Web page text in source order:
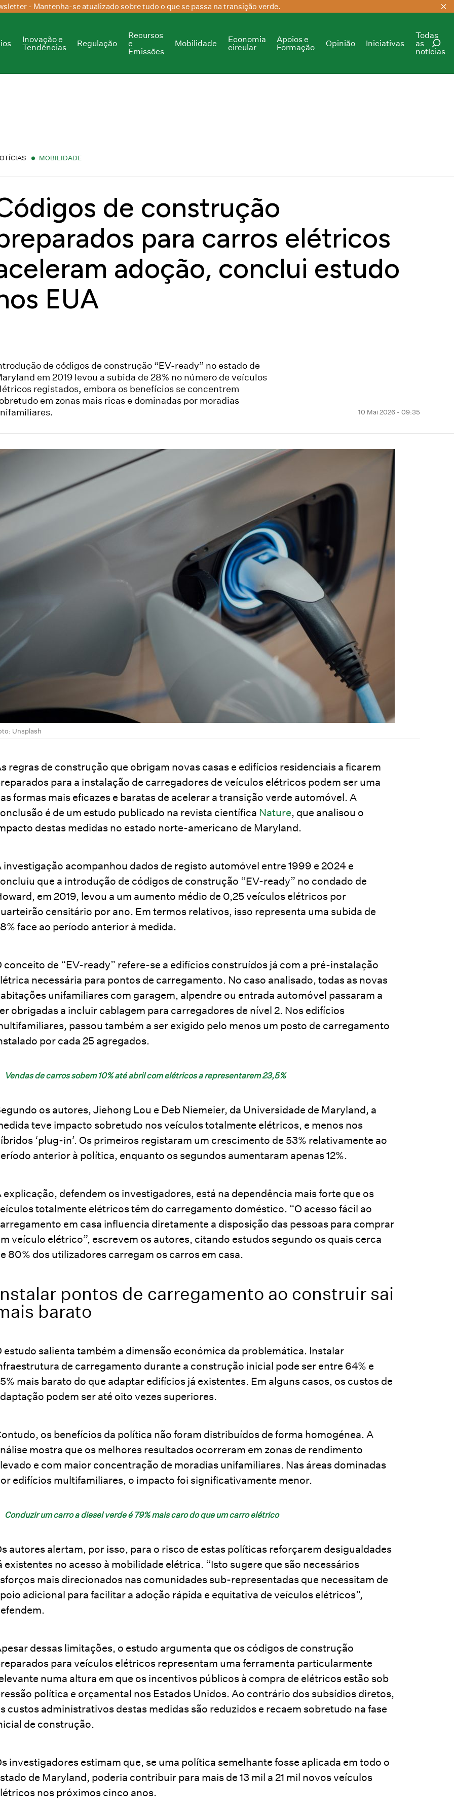
- Mantenha-se atualizado sobre tudo o que se passa na transição verde.
Inovação e
Tendências
Regulação
Recursos
e
Emissões
Mobilidade
Economia
circular
Apoios e
Formação
Opinião Iniciativas
Todas
as
notícias
MOBILIDADE
de construção
para carros elétricos
adoção, conclui estudo
EUA
de códigos de construção “EV-ready” no estado de
em 2019 levou a subida de 28% no número de veículos
registados, embora os benefícios se concentrem
em zonas mais ricas e dominadas por moradias
10 Mai 2026 - 09:35
Unsplash
regras de construção que obrigam novas casas e edifícios residenciais a ficarem
para a instalação de carregadores de veículos elétricos podem ser uma
formas mais eficazes e baratas de acelerar a transição verde automóvel. A
é de um estudo publicado na revista científica Nature, que analisou o
destas medidas no estado norte-americano de Maryland.
investigação acompanhou dados de registo automóvel entre 1999 e 2024 e
que a introdução de códigos de construção “EV-ready” no condado de
em 2019, levou a um aumento médio de 0,25 veículos elétricos por
censitário por ano. Em termos relativos, isso representa uma subida de
face ao período anterior à medida.
conceito de “EV-ready” refere-se a edifícios construídos já com a pré-instalação
necessária para pontos de carregamento. No caso analisado, todas as novas
unifamiliares com garagem, alpendre ou entrada automóvel passaram a
obrigadas a incluir cablagem para carregadores de nível 2. Nos edifícios
passou também a ser exigido pelo menos um posto de carregamento
por cada 25 agregados.
Vendas de carros sobem 10% até abril com elétricos a representarem 23,5%
os autores, Jiehong Lou e Deb Niemeier, da Universidade de Maryland, a
teve impacto sobretudo nos veículos totalmente elétricos, e menos nos
‘plug-in’. Os primeiros registaram um crescimento de 53% relativamente ao
anterior à política, enquanto os segundos aumentaram apenas 12%.
explicação, defendem os investigadores, está na dependência mais forte que os
totalmente elétricos têm do carregamento doméstico. “O acesso fácil ao
em casa influencia diretamente a disposição das pessoas para comprar
veículo elétrico”, escrevem os autores, citando estudos segundo os quais cerca
80% dos utilizadores carregam os carros em casa.
pontos de carregamento ao construir sai
barato
estudo salienta também a dimensão económica da problemática. Instalar
de carregamento durante a construção inicial pode ser entre 64% e
mais barato do que adaptar edifícios já existentes. Em alguns casos, os custos de
podem ser até oito vezes superiores.
os benefícios da política não foram distribuídos de forma homogénea. A
mostra que os melhores resultados ocorreram em zonas de rendimento
e com maior concentração de moradias unifamiliares. Nas áreas dominadas
edifícios multifamiliares, o impacto foi significativamente menor.
Conduzir um carro a diesel verde é 79% mais caro do que um carro elétrico
autores alertam, por isso, para o risco de estas políticas reforçarem desigualdades
existentes no acesso à mobilidade elétrica. “Isto sugere que são necessários
mais direcionados nas comunidades sub-representadas que necessitam de
adicional para facilitar a adoção rápida e equitativa de veículos elétricos”,
dessas limitações, o estudo argumenta que os códigos de construção
para veículos elétricos representam uma ferramenta particularmente
numa altura em que os incentivos públicos à compra de elétricos estão sob
política e orçamental nos Estados Unidos. Ao contrário dos subsídios diretos,
custos administrativos destas medidas são reduzidos e recaem sobretudo na fase
de construção.
investigadores estimam que, se uma política semelhante fosse aplicada em todo o
de Maryland, poderia contribuir para mais de 13 mil a 21 mil novos veículos
nos próximos cinco anos.